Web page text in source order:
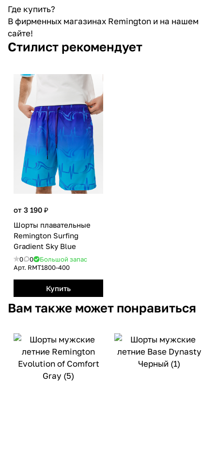
Где купить?
В фирменных магазинах Remington и на нашем
сайте!
Стилист рекомендует
от 3 190 ₽
Шорты плавательные
Remington Surfing
Gradient Sky Blue
0 0
Большой запас
Арт. RMТ1800-400
Купить
Вам также может понравиться